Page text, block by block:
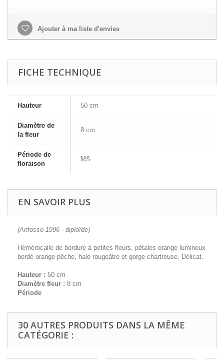
Ajouter à ma liste d'envies
FICHE TECHNIQUE
Hauteur 50 cm
Diamètre de
la fleur
8 cm
Période de
floraison
MS
EN SAVOIR PLUS
(Anfosso 1996 - diploïde)
Hémérocalle de bordure à petites fleurs, pétales orange lumineux
bordé orange pêche, halo rougeâtre et gorge chartreuse. Délicat.
Hauteur : 50 cm
Diamètre fleur : 8 cm
Période
30 AUTRES PRODUITS DANS LA MÊME
CATÉGORIE :